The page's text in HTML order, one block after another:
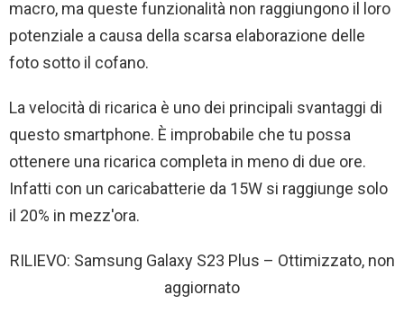
macro, ma queste funzionalità non raggiungono il loro
potenziale a causa della scarsa elaborazione delle
foto sotto il cofano.
La velocità di ricarica è uno dei principali svantaggi di
questo smartphone. È improbabile che tu possa
ottenere una ricarica completa in meno di due ore.
Infatti con un caricabatterie da 15W si raggiunge solo
il 20% in mezz'ora.
RILIEVO: Samsung Galaxy S23 Plus – Ottimizzato, non
aggiornato